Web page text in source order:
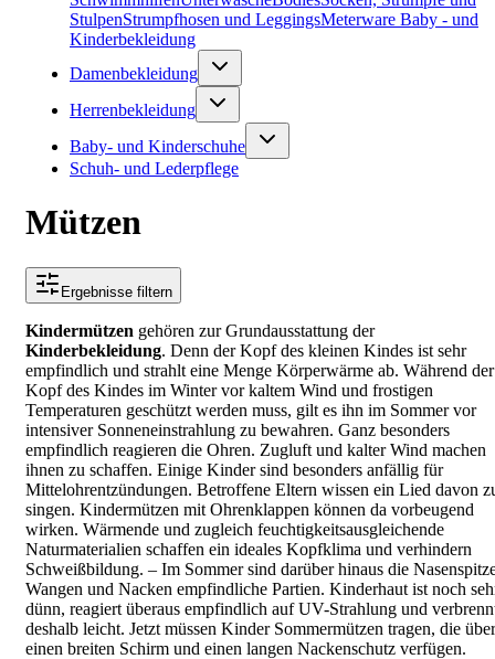
StulpenStrumpfhosen und LeggingsMeterware Baby - und
Kinderbekleidung
Damenbekleidung
Herrenbekleidung
Baby- und Kinderschuhe
Schuh- und Lederpflege
Mützen
Ergebnisse filtern
Kindermützen gehören zur Grundausstattung der
Kinderbekleidung. Denn der Kopf des kleinen Kindes ist sehr
empfindlich und strahlt eine Menge Körperwärme ab. Während der
Kopf des Kindes im Winter vor kaltem Wind und frostigen
Temperaturen geschützt werden muss, gilt es ihn im Sommer vor
intensiver Sonneneinstrahlung zu bewahren. Ganz besonders
empfindlich reagieren die Ohren. Zugluft und kalter Wind machen
ihnen zu schaffen. Einige Kinder sind besonders anfällig für
Mittelohrentzündungen. Betroffene Eltern wissen ein Lied davon
singen. Kindermützen mit Ohrenklappen können da vorbeugend
wirken. Wärmende und zugleich feuchtigkeitsausgleichende
Naturmaterialien schaffen ein ideales Kopfklima und verhindern
Schweißbildung. – Im Sommer sind darüber hinaus die
Wangen und Nacken empfindliche Partien. Kinderhaut ist noch
dünn, reagiert überaus empfindlich auf UV-Strahlung und
deshalb leicht. Jetzt müssen Kinder Sommermützen tragen, die über
einen breiten Schirm und einen langen Nackenschutz verfügen.